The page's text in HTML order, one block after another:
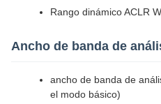
Rango dinámico ACLR
Ancho de banda de
ancho de banda de
el modo básico)